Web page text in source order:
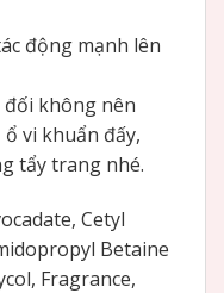
động mạnh lên
không nên
vi khuẩn đấy,
tẩy trang nhé.
Cetyl
Betaine​
Fragrance​,​